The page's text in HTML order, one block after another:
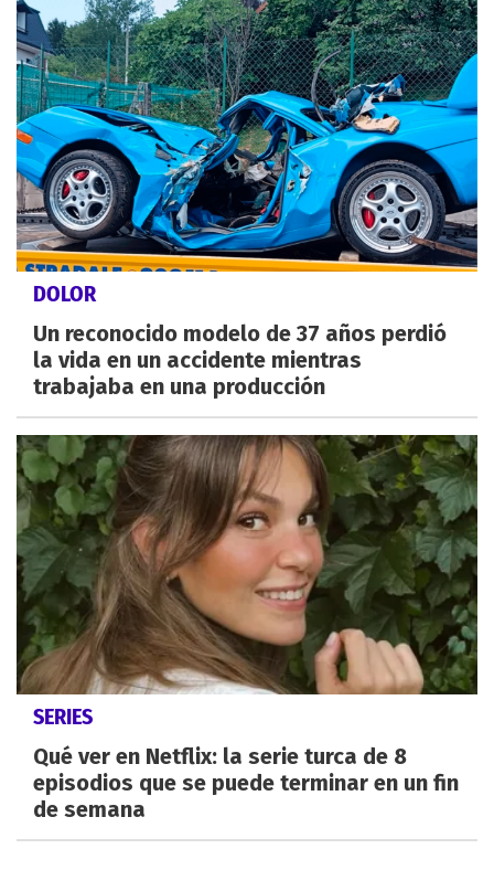
DOLOR
Un reconocido modelo de 37 años perdió
la vida en un accidente mientras
trabajaba en una producción
SERIES
Qué ver en Netflix: la serie turca de 8
episodios que se puede terminar en un fin
de semana